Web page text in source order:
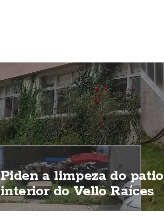
Piden a limpeza do patio
interior do Vello Raíces